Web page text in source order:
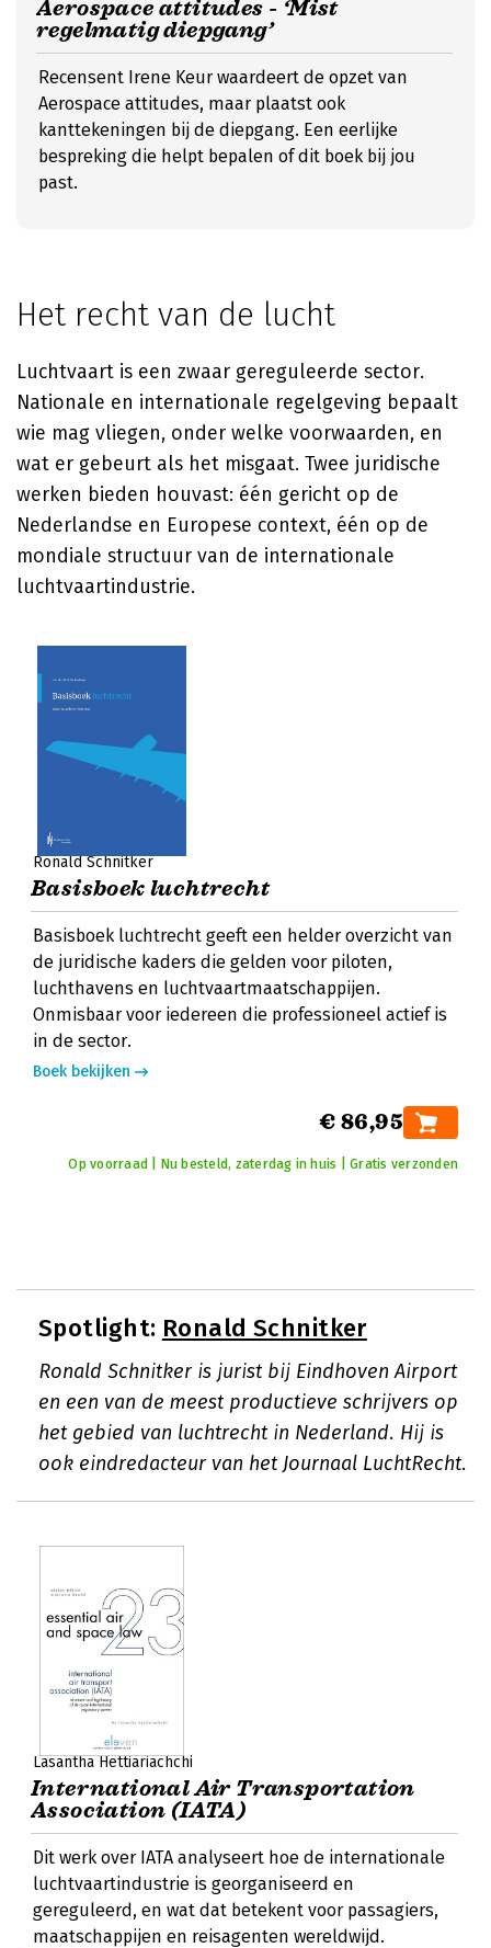
Aerospace attitudes - ‘Mist
regelmatig diepgang’
Recensent Irene Keur waardeert de opzet van
Aerospace attitudes, maar plaatst ook
kanttekeningen bij de diepgang. Een eerlijke
bespreking die helpt bepalen of dit boek bij jou
past.
Het recht van de lucht
Luchtvaart is een zwaar gereguleerde sector.
Nationale en internationale regelgeving bepaalt
wie mag vliegen, onder welke voorwaarden, en
wat er gebeurt als het misgaat. Twee juridische
werken bieden houvast: één gericht op de
Nederlandse en Europese context, één op de
mondiale structuur van de internationale
luchtvaartindustrie.
Ronald Schnitker
Basisboek luchtrecht
Basisboek luchtrecht geeft een helder overzicht van
de juridische kaders die gelden voor piloten,
luchthavens en luchtvaartmaatschappijen.
Onmisbaar voor iedereen die professioneel actief is
in de sector.
Boek bekijken
€ 86,95
Op voorraad | Nu besteld, zaterdag in huis | Gratis verzonden
Spotlight: Ronald Schnitker
Ronald Schnitker is jurist bij Eindhoven Airport
en een van de meest productieve schrijvers op
het gebied van luchtrecht in Nederland. Hij is
ook eindredacteur van het Journaal LuchtRecht.
Lasantha Hettiariachchi
International Air Transportation
Association (IATA)
Dit werk over IATA analyseert hoe de internationale
luchtvaartindustrie is georganiseerd en
gereguleerd, en wat dat betekent voor passagiers,
maatschappijen en reisagenten wereldwijd.